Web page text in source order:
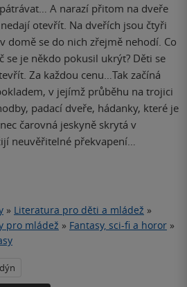
A narazí přitom na dveře
otevřít. Na dveřích jsou čtyři
domě se do nich zřejmě nehodí. Co
se je někdo pokusil ukrýt? Děti se
Za každou cenu…Tak začíná
v jejímž průběhu na trojici
padací dveře, hádanky, které je
čarovná jeskyně skrytá v
neuvěřitelné překvapení…
» Literatura pro děti a mládež »
pro mládež » Fantasy, sci-fi a horor »